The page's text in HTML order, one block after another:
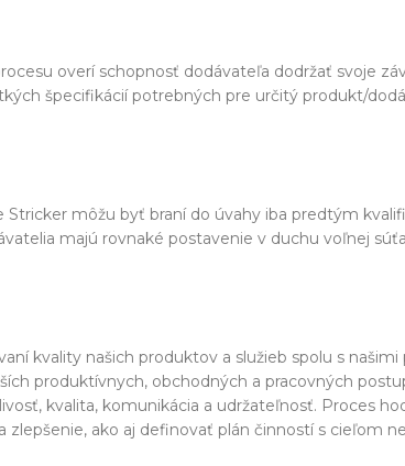
overí schopnosť dodávateľa dodržať svoje
špecifikácií potrebných pre určitý produkt/
Stricker môžu byť braní do úvahy iba predtým
majú rovnaké postavenie v duchu voľnej
kvality našich produktov a služieb spolu s
produktívnych, obchodných a pracovných
kvalita, komunikácia a udržateľnosť. Proces
zlepšenie, ako aj definovať plán činností s cieľom